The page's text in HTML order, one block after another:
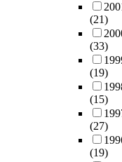
(21)
(33)
(19)
(15)
(27)
(19)